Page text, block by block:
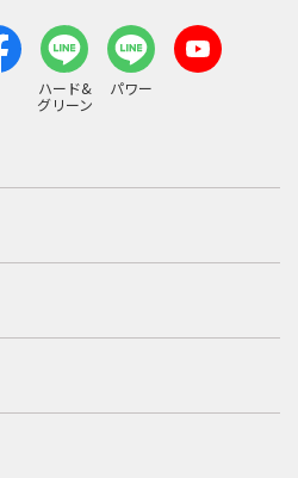
ハード&
グリーン
パワー